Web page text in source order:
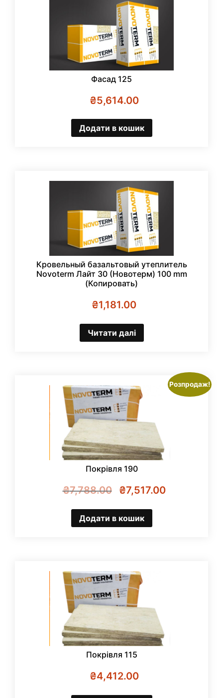
Фасад 125
₴5,614.00
Додати в кошик
Кровельный базальтовый утеплитель
Novoterm Лайт 30 (Новотерм) 100 mm
(Копировать)
₴1,181.00
Читати далі
Розпродаж!
Покрівля 190
₴7,788.00
Оригінальна
₴7,788.00.
₴7,517.00Поточна
Додати в кошик
Покрівля 115
₴4,412.00